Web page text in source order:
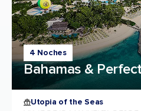
4 Noches
Bahamas &
Utopia of the Seas